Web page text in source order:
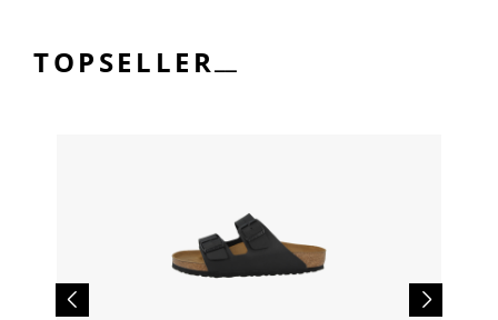
TOPSELLER